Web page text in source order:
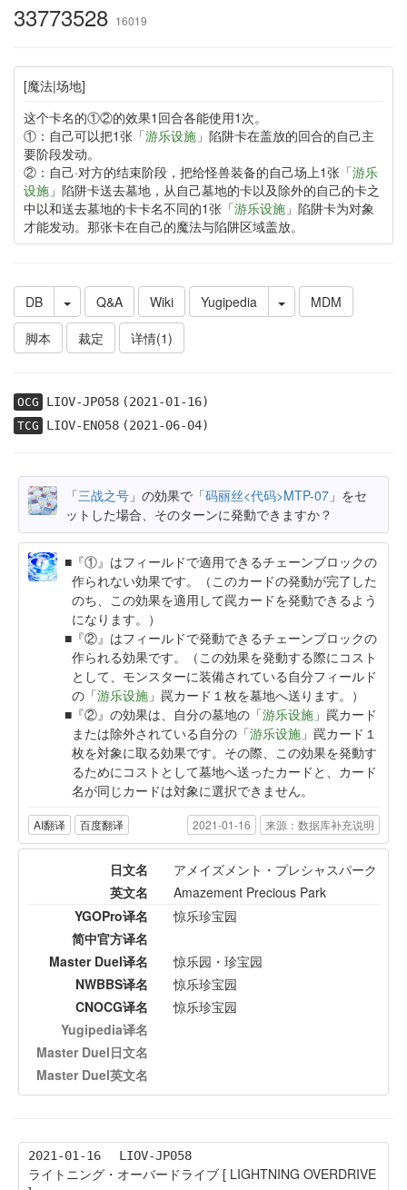
33773528 16019
[魔法|场地]
这个卡名的①②的效果1回合各能使用1次。
①：自己可以把1张「游乐设施」陷阱卡在盖放的回合的自己主
要阶段发动。
②：自己·对方的结束阶段，把给怪兽装备的自己场上1张「游乐
设施」陷阱卡送去墓地，从自己墓地的卡以及除外的自己的卡之
中以和送去墓地的卡卡名不同的1张「游乐设施」陷阱卡为对象
才能发动。那张卡在自己的魔法与陷阱区域盖放。
DB Q&A Wiki Yugipedia
MDM
脚本
裁定 详情(1)
OCG LIOV-JP058(2021-01-16)
TCG LIOV-EN058(2021-06-04)
「三战之号 」の効果で「码丽丝<代码>MTP-07 」をセ
ットした場合、そのターンに発動できますか？
『①』はフィールドで適用できるチェーンブロックの
作られない効果です。（このカードの発動が完了した
のち、この効果を適用して罠カードを発動できるよう
になります。）
『②』はフィールドで発動できるチェーンブロックの
作られる効果です。（この効果を発動する際にコスト
として、モンスターに装備されている自分フィールド
の「游乐设施 」罠カード１枚を墓地へ送ります。）
『②』の効果は、自分の墓地の「游乐设施 」罠カード
または除外されている自分の「游乐设施 」罠カード１
枚を対象に取る効果です。その際、この効果を発動す
るためにコストとして墓地へ送ったカードと、カード
名が同じカードは対象に選択できません。
AI翻译 百度翻译 2021-01-16 来源：数据库补充说明
日文名
アメイズメント・プレシャスパーク
英文名
Amazement Precious Park
YGOPro译名
惊乐珍宝园
简中官方译名
Master Duel译名
惊乐园・珍宝园
NWBBS译名
惊乐珍宝园
CNOCG译名
惊乐珍宝园
Yugipedia译名
Master Duel日文名
Master Duel英文名
2021-01-16 LIOV-JP058
ライトニング・オーバードライブ [ LIGHTNING OVERDRIVE